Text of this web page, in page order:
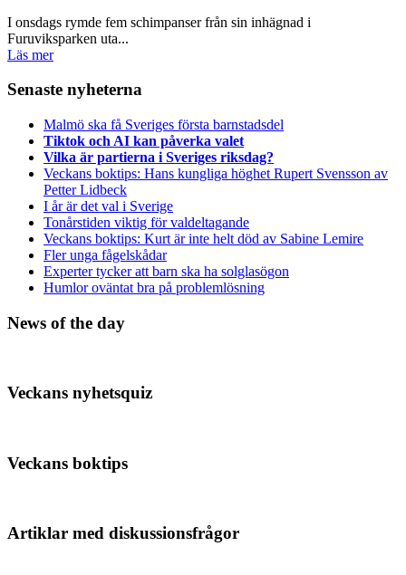
I onsdags rymde fem schimpanser från sin inhägnad i
Furuviksparken uta...
Läs mer
Senaste nyheterna
Malmö ska få Sveriges första barnstadsdel
Tiktok och AI kan påverka valet
Vilka är partierna i Sveriges riksdag?
Veckans boktips: Hans kungliga höghet Rupert Svensson av
Petter Lidbeck
I år är det val i Sverige
Tonårstiden viktig för valdeltagande
Veckans boktips: Kurt är inte helt död av Sabine Lemire
Fler unga fågelskådar
Experter tycker att barn ska ha solglasögon
Humlor oväntat bra på problemlösning
News of the day
Veckans nyhetsquiz
Veckans boktips
Artiklar med diskussionsfrågor